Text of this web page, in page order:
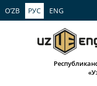
O’ZB РУС ENG